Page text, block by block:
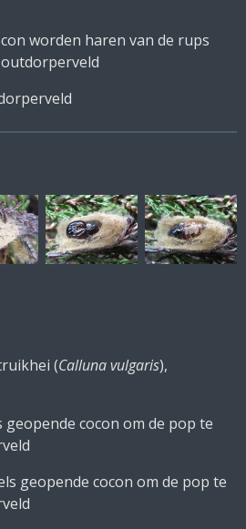
worden haren van de rups
(Calluna vulgaris),
geopende cocon om de pop te
geopende cocon om de pop te